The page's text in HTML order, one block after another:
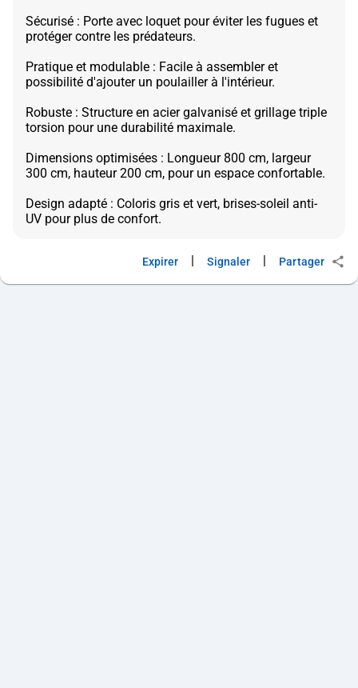
Sécurisé : Porte avec loquet pour éviter les fugues et
protéger contre les prédateurs.
Pratique et modulable : Facile à assembler et
possibilité d'ajouter un poulailler à l'intérieur.
Robuste : Structure en acier galvanisé et grillage triple
torsion pour une durabilité maximale.
Dimensions optimisées : Longueur 800 cm, largeur
300 cm, hauteur 200 cm, pour un espace confortable.
Design adapté : Coloris gris et vert, brises-soleil anti-
Expirer Signaler Partager